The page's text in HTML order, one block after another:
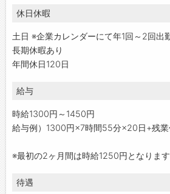
休日休暇
土日 ※企業カレンダーにて年1回～2回出
長期休暇あり
年間休日120日
給与
時給1300円～1450円
給与例）1300円×7時間55分×20日+残
※最初の2ヶ月間は時給1250円となります
待遇